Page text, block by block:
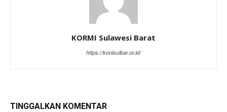
KORMI Sulawesi Barat
https://konisulbar.or.id/
TINGGALKAN KOMENTAR